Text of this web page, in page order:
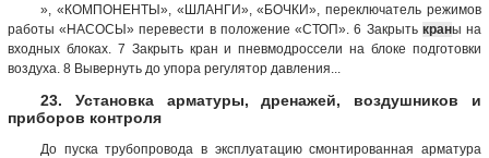
», «КОМПОНЕНТЫ», «ШЛАНГИ», «БОЧКИ», переключатель режимов
работы «НАСОСЫ» перевести в положение «СТОП». 6 Закрыть краны на
входных блоках. 7 Закрыть кран и пневмодроссели на блоке подготовки
воздуха. 8 Вывернуть до упора регулятор давления...
23. Установка арматуры, дренажей, воздушников и
приборов контроля
До пуска трубопровода в эксплуатацию смонтированная арматура